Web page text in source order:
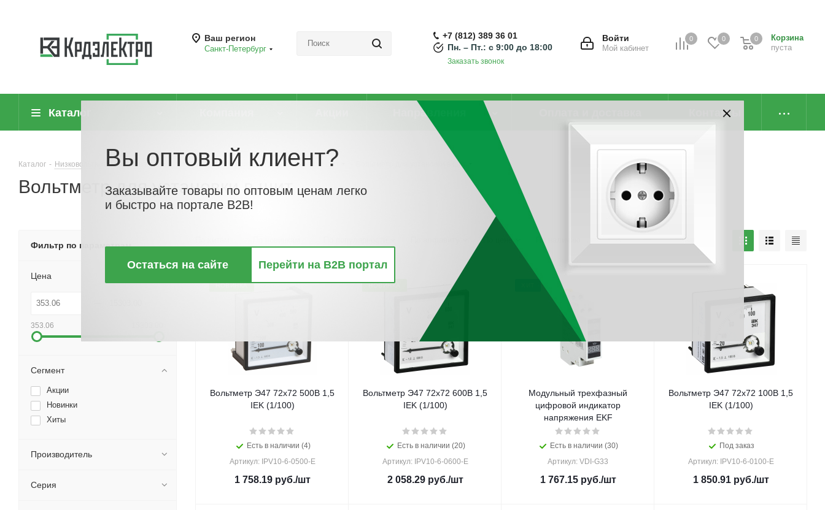
Ваш регион
Санкт-Петербург
0 0
Корзина
пуста
0
Войти
Мой кабинет
+7 (812) 389 36 01
Пн. – Пт.: с 9:00 до 18:00
Заказать звонок
Каталог Направления Контакты
Каталог - Низковольтное оборудование - Измерительные приборы для установки в щит Вольтметр для установки в щит
Вольтметр для установки в щит
По цене По наличию
НОВИНКА
Вольтметр Э47 72х72 500В 1,5
IEK (1/100)
Есть в наличии (4)
Артикул: IPV10-6-0500-E
1 758.19руб./шт
НОВИНКА
Вольтметр Э47 72х72 600В 1,5
IEK (1/100)
Есть в наличии (20)
Артикул: IPV10-6-0600-E
2 058.29руб./шт
Модульный трехфазный
цифровой индикатор
напряжения EKF
Есть в наличии (30)
Артикул: VDI-G33
1 767.15руб./шт
Вольтметр Э47 72х72 100В 1,5
IEK (1/100)
Под заказ
Артикул: IPV10-6-0100-E
1 850.91руб./шт
Фильтр по параметрам
Цена
353.06
Сегмент
Акции
Новинки
Хиты
Производитель
Серия
Вы оптовый клиент?
Заказывайте товары по оптовым ценам легко
и быстро на портале B2B!
Остаться на сайте Перейти на B2B портал